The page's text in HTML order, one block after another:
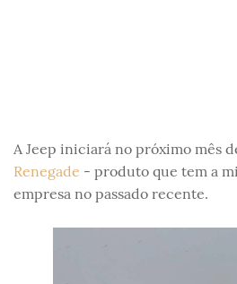
A Jeep iniciará no próximo mês
Renegade - produto que tem a
empresa no passado recente.